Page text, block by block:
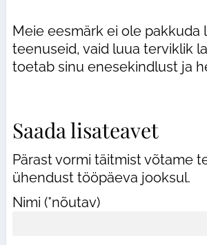
Meie eesmärk ei ole pakkuda
teenuseid, vaid luua terviklik
toetab sinu enesekindlust ja
Saada lisateavet
Pärast vormi täitmist võtame
ühendust tööpäeva jooksul.
Nimi (*nõutav)